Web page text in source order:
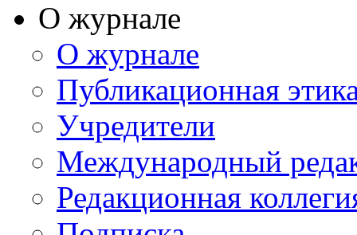
О журнале
О журнале
Публикационная
Учредители
Международный
Редакционная